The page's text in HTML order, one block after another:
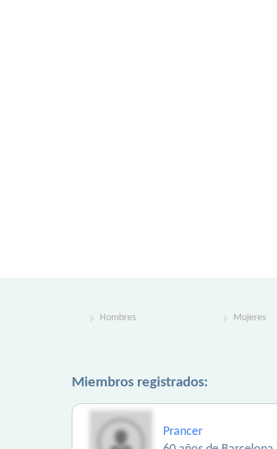
Hombres Mujeres
Miembros registrados:
Prancer